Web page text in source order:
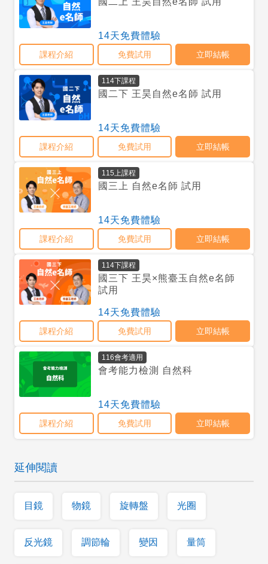
延伸閱讀
目鏡 物鏡 旋轉盤 光圈
反光鏡 調節輪 變因 量筒